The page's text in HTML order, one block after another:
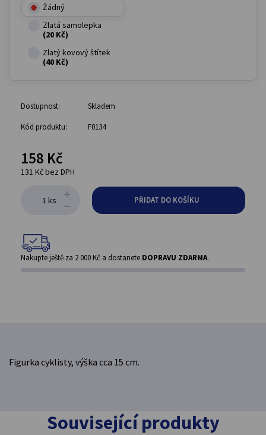
Žádný
Zlatá samolepka
(20 Kč)
Zlatý kovový štítek
(40 Kč)
Dostupnost: Skladem
Kód produktu: F0134
158 Kč
131 Kč bez DPH
ks PŘIDAT DO KOŠÍKU
Nakupte ještě za 2 000 Kč a dostanete DOPRAVU ZDARMA.
Figurka cyklisty, výška cca 15 cm.
Související produkty